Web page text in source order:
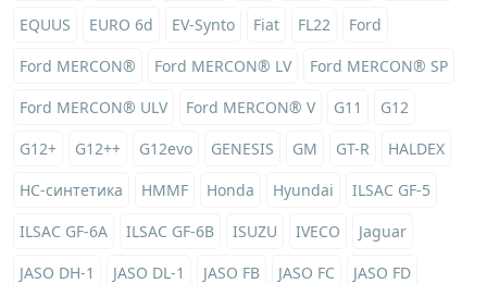
EQUUS
EURO 6d EV-Synto Fiat FL22
Ford
Ford MERCON®
Ford MERCON® LV
Ford MERCON® SP
Ford MERCON® ULV
Ford MERCON® V G11
G12
G12+
G12++ G12evo GENESIS GM GT-R
HALDEX
HC-синтетика
HMMF Honda Hyundai
ILSAC GF-5
ILSAC GF-6A
ILSAC GF-6B ISUZU IVECO
Jaguar
JASO DH-1
JASO DL-1 JASO FB JASO FC
JASO FD